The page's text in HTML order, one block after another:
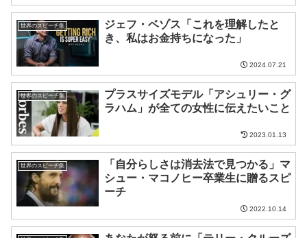
世界のスピーチ集
ジェフ・ベゾス「これを理解したと
き、私はお金持ちになった」
2024.07.21
世界のスピーチ集
プラスサイズモデル「アシュリー・グ
ラハム」が全ての女性に伝えたいこと
2023.01.13
世界のスピーチ集
「自分らしさは消去法で見つかる」マ
シュー・マコノヒー卒業生に贈るスピ
ーチ
2022.10.14